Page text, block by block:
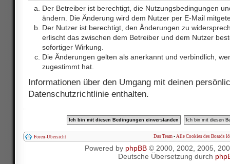
Der Betreiber ist berechtigt, die Nutzungsbedingungen
ändern. Die Änderung wird dem Nutzer per E-Mail
Der Nutzer ist berechtigt, den Änderungen zu
erlischt das zwischen dem Betreiber und dem Nutzer
sofortiger Wirkung.
Die Änderungen gelten als anerkannt und verbindlich,
zugestimmt hat.
Informationen über den Umgang mit deinen
Datenschutzrichtlinie enthalten.
Foren-Übersicht Das Team • Alle Cookies des Boards
Powered by phpBB© 2000, 2002, 2005,
Deutsche Übersetzung durch